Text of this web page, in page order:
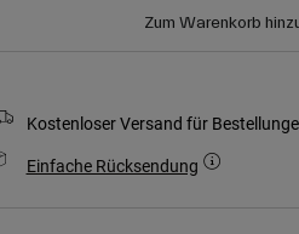
Zum Warenkorb
Kostenloser Versand für
Einfache Rücksendung